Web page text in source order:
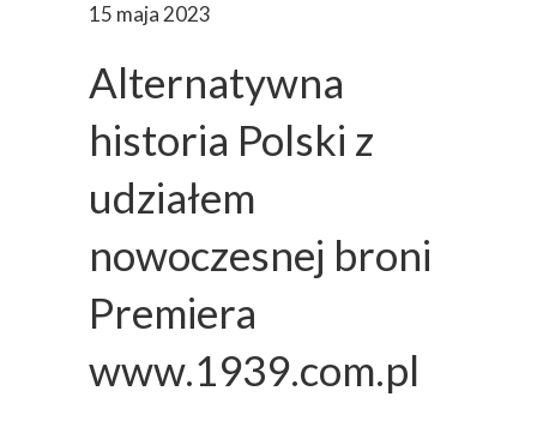
15 maja 2023
Alternatywna
historia Polski z
udziałem
nowoczesnej broni
Premiera
www.1939.com.pl